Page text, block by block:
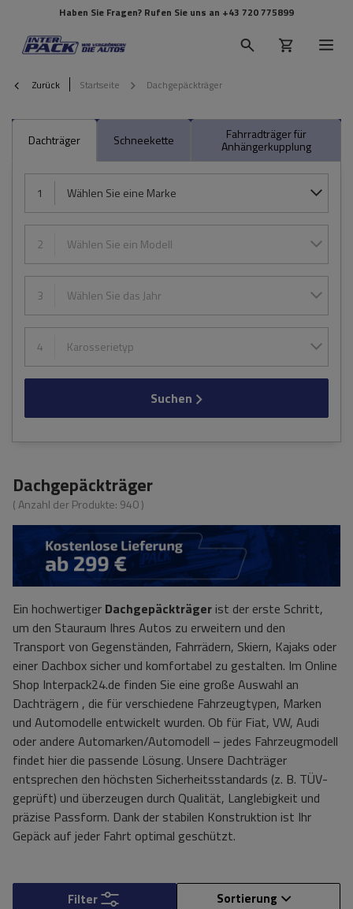
Haben Sie Fragen? Rufen Sie uns an +43 720 775899
Zurück Startseite Dachgepäckträger
Dachträger Schneekette Fahrradträger für
Anhängerkupplung
1 Wählen Sie eine Marke
2 Wählen Sie ein Modell
3 Wählen Sie das Jahr
4 Karosserietyp
Suchen
Dachgepäckträger
( Anzahl der Produkte: 940)
Ein hochwertiger Dachgepäckträger ist der erste Schritt,
um den Stauraum Ihres Autos zu erweitern und den
Transport von Gegenständen, Fahrrädern, Skiern, Kajaks oder
einer Dachbox sicher und komfortabel zu gestalten. Im Online
Shop Interpack24.de finden Sie eine große Auswahl an
Dachträgern , die für verschiedene Fahrzeugtypen, Marken
und Automodelle entwickelt wurden. Ob für Fiat, VW, Audi
oder andere Automarken/Automodell – jedes Fahrzeugmodell
findet hier die passende Lösung. Unsere Dachträger
entsprechen den höchsten Sicherheitsstandards (z. B. TÜV-
geprüft) und überzeugen durch Qualität, Langlebigkeit und
präzise Passform. Dank der stabilen Konstruktion ist Ihr
Gepäck auf jeder Fahrt optimal geschützt.
Sortierung
Filter